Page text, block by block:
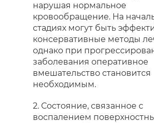
нарушая нормальное
кровообращение. На
стадиях могут быть
консервативные методы
однако при
заболевания оперативное
вмешательство становится
необходимым.
2. Состояние, связанное с
воспалением